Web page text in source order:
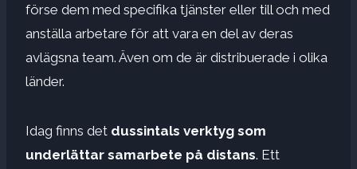
förse dem med specifika tjänster eller till och med
anställa arbetare för att vara en del av deras
avlägsna team. Även om de är distribuerade i olika
länder.
Idag finns det dussintals verktyg som
underlättar samarbete på distans. Ett